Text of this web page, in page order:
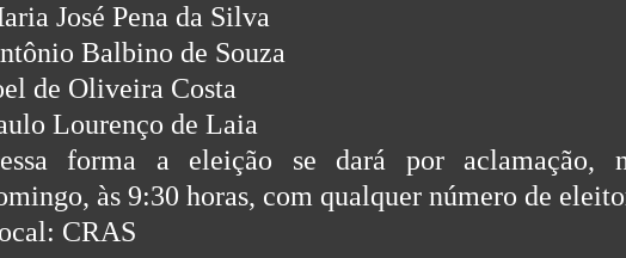
José Pena da Silva
Balbino de Souza
de Oliveira Costa
Lourenço de Laia
forma a eleição se dará por aclamação,
às 9:30 horas, com qualquer número de
CRAS